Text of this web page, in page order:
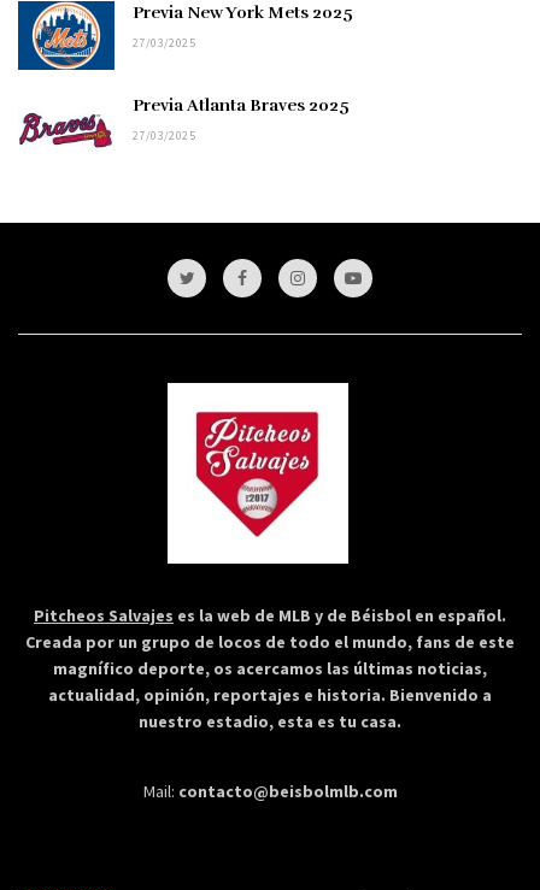
Previa New York Mets 2025
27/03/2025
Previa Atlanta Braves 2025
27/03/2025
Pitcheos Salvajes es la web de MLB y de Béisbol en español.
Creada por un grupo de locos de todo el mundo, fans de este
magnífico deporte, os acercamos las últimas noticias,
actualidad, opinión, reportajes e historia. Bienvenido a
nuestro estadio, esta es tu casa.
Mail: contacto@beisbolmlb.com